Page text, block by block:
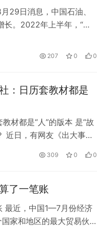
29日消息，中国石油、
长。2022年上半年，“三
美元/桶，比上年同期
207 0 0
：日历套教材都是
材都是“人”的版本 是“故
近日，有网友《出大事
故天降大任”。 10月26
309 0 0
了一笔账
最近，中国1—7月份经济
家和地区的最大贸易伙